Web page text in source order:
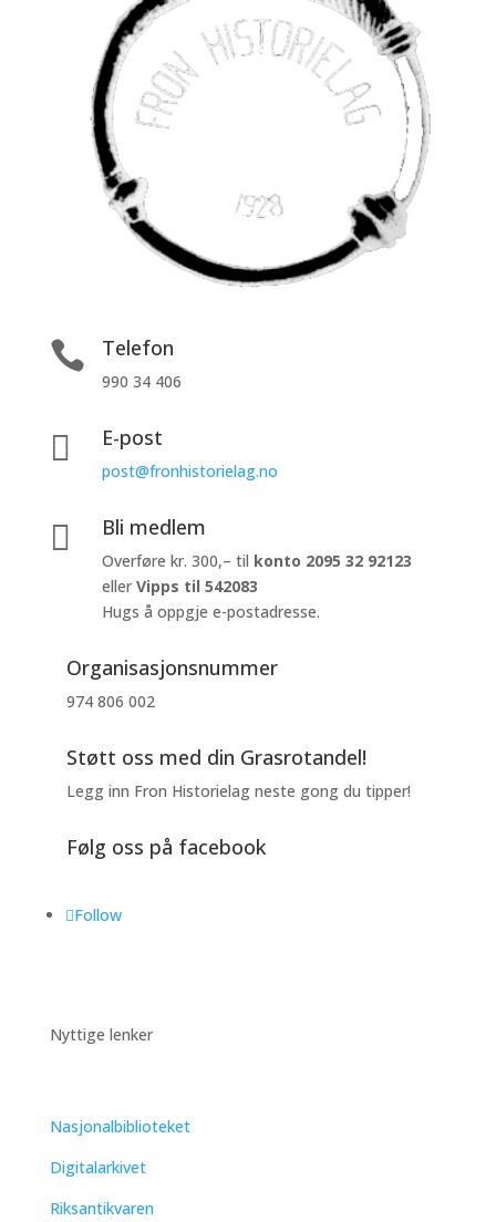
 Telefon
990 34 406
 E-post
post@fronhistorielag.no
 Bli medlem
Overføre kr. 300,– til konto 2095 32 92123
eller Vipps til 542083
Hugs å oppgje e-postadresse.
Organisasjonsnummer
974 806 002
Støtt oss med din Grasrotandel!
Legg inn Fron Historielag neste gong du tipper!
Følg oss på facebook
Follow
Nyttige lenker
Nasjonalbiblioteket
Digitalarkivet
Riksantikvaren